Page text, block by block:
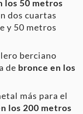
los 50 metros
dos cuartas
y 50 metros
berciano
de bronce en los
más para el
los 200 metros